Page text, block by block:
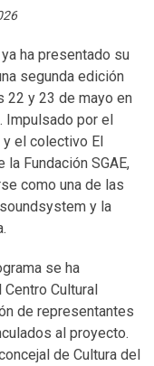
ha presentado su
segunda edición
22 y 23 de mayo en
Impulsado por el
y el colectivo El
la Fundación SGAE,
como una de las
y la
se ha
Cultural
de representantes
al proyecto.
de Cultura del